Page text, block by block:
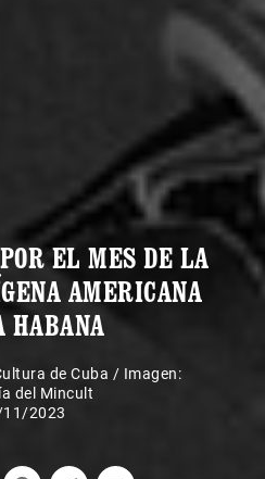
EL MES DE LA
AMERICANA
HABANA
de Cuba / Imagen:
del Mincult
2023